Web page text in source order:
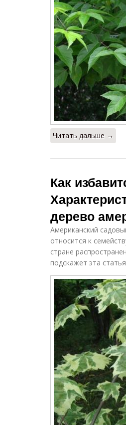
Читать дальше →
Как
дерево
Американский
относится к
стране
подскажет эта